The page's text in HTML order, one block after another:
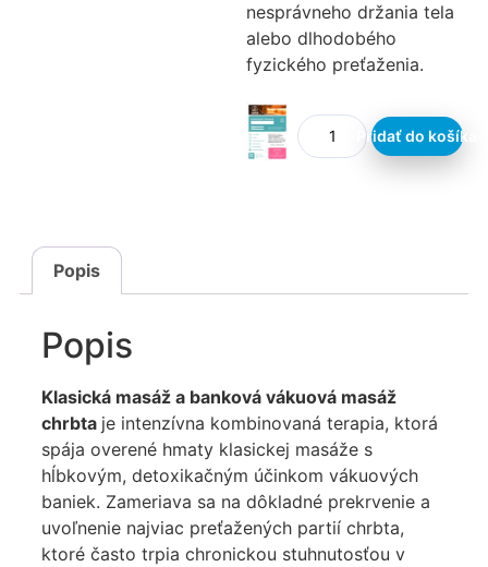
nesprávneho držania tela
alebo dlhodobého
fyzického preťaženia.
Pridať do košíka
Popis
Popis
Klasická masáž a banková vákuová masáž
chrbta je intenzívna kombinovaná terapia, ktorá
spája overené hmaty klasickej masáže s
hĺbkovým, detoxikačným účinkom vákuových
baniek. Zameriava sa na dôkladné prekrvenie a
uvoľnenie najviac preťažených partií chrbta,
ktoré často trpia chronickou stuhnutosťou v